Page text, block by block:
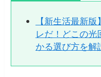
【新生活最新
レだ！どこの光
かる選び方を解